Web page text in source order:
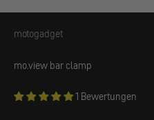
motogadget
motogadget
mo.view bar clamp
1 Bewertungen